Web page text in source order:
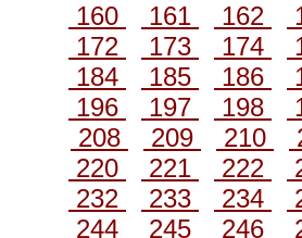
160
161 162
172
173 174
184
185 186
196
197 198
208
209 210
220
221 222
232
233 234
244
245 246